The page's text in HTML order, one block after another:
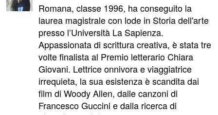
Romana, classe 1996, ha conseguito la
laurea magistrale con lode in Storia dell'arte
presso l’Università La Sapienza.
Appassionata di scrittura creativa, è stata tre
volte finalista al Premio letterario Chiara
Giovani. Lettrice onnivora e viaggiatrice
irrequieta, la sua esistenza è scandita dai
film di Woody Allen, dalle canzoni di
Francesco Guccini e dalla ricerca di